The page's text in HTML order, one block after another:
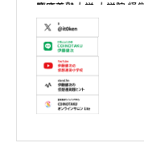
慶應義塾大学 大学院 経
メント集中コース終了
株式会社ソクラテス 代
号資産取引所アドバイ
ンサルタント / 暗号資
テレビ東京WBS出演　
他各メディア取材、出演